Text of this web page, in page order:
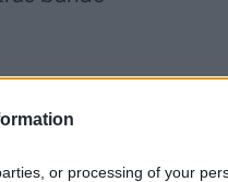
or processing of your
gerai,